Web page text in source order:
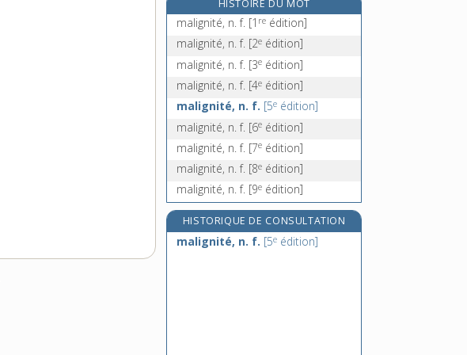
malinois, -oise, adj. et n.
malique, adj.
malitorne, adj. [8 édition]
HISTOIRE DU MOT
malignité, n. f. [1 re édition]
malignité, n. f. [2e édition]
malignité, n. f. [3e édition]
malignité, n. f. [4e édition]
malignité, n. f. [5e édition]
malignité, n. f. [6e édition]
malignité, n. f. [7e édition]
malignité, n. f. [8e édition]
malignité, n. f. [9e édition]
HISTORIQUE DE CONSULTATION
malignité, n. f. [5e édition]